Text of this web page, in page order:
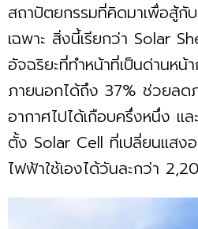
สถาปัตยกรรมที่คิดมาเพื่อสู้กั
เฉพาะ สิ่งนี้เรียกว่า Solar
อัจฉริยะที่ทำหน้าที่เป็นด่านหน้
ภายนอกได้ถึง 37% ช่วยลด
อากาศไปได้เกือบครึ่งหนึ่ง แ
ตั้ง Solar Cell ที่เปลี่ยนแสง
ไฟฟ้าใช้เองได้วันละกว่า